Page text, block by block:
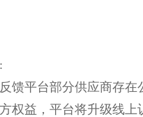
馈平台部分供应商存
权益，平台将升级线